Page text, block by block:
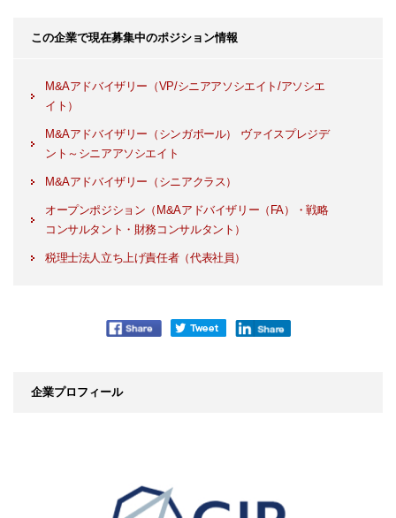
この企業で現在募集中のポジション情報
M&Aアドバイザリー（VP/シニアアソシエイト/アソシエ
イト）
M&Aアドバイザリー（シンガポール） ヴァイスプレジデ
ント～シニアアソシエイト
M&Aアドバイザリー（シニアクラス）
オープンポジション（M&Aアドバイザリー（FA）・戦略
コンサルタント・財務コンサルタント）
税理士法人立ち上げ責任者（代表社員）
企業プロフィール